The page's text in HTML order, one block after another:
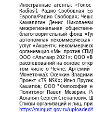
Иностранные агенты:
Radiosi); Радио Свободная
Европа/Радио Свобода»;
Камалягин Денис
межрегиональная
благотворительный фонд
автономная некоммерческая
услуг «Акцент»;
организация «Мы против
ООО «Альтаир 2021»; ООО
расследований на основе
том числе о Чечне; Артемий
Монеточка); Осечкин
Проект «T9 NSK»; Илья
Кашапов; ООО "Философия
Политолог Павел Мезерин;
Асланян Сергей Степанович;
Списки организаций и лиц,
https://minjust.gov.ru/